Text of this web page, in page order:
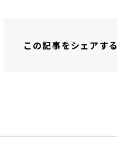
この記事をシェアする